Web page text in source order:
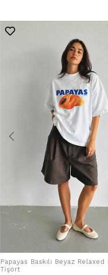
SEPETE EKLE
Papayas Baskılı Beyaz Relaxed
Tişört